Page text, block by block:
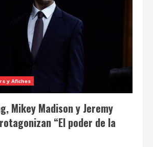
y Afiches
Mikey Madison y Jeremy
“El poder de la